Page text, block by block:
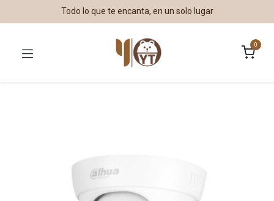
Todo lo que te encanta, en un solo lugar
0